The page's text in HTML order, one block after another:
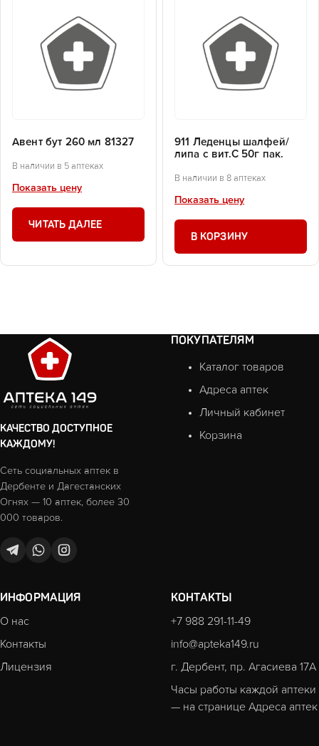
Авент бут 260 мл 81327
В наличии в 5 аптеках
Показать цену
ЧИТАТЬ ДАЛЕЕ
911 Леденцы шалфей/
липа с вит.С 50г пак.
В наличии в 8 аптеках
Показать цену
В КОРЗИНУ
КАЧЕСТВО ДОСТУПНОЕ
КАЖДОМУ!
Сеть социальных аптек в
Дербенте и Дагестанских
Огнях — 10 аптек, более 30
000 товаров.
ПОКУПАТЕЛЯМ
Каталог товаров
Адреса аптек
Личный кабинет
Корзина
ИНФОРМАЦИЯ
О нас
Контакты
Лицензия
КОНТАКТЫ
+7 988 291-11-49
info@apteka149.ru
г. Дербент, пр. Агасиева 17А
Часы работы каждой аптеки
— на странице Адреса аптек